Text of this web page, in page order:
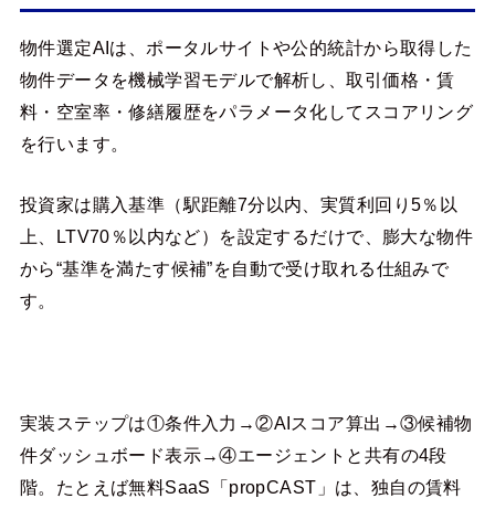
物件選定AIは、ポータルサイトや公的統計から取得した
物件データを機械学習モデルで解析し、取引価格・賃
料・空室率・修繕履歴をパラメータ化してスコアリング
を行います。
投資家は購入基準（駅距離7分以内、実質利回り5％以
上、LTV70％以内など）を設定するだけで、膨大な物件
から“基準を満たす候補”を自動で受け取れる仕組みで
す。
実装ステップは①条件入力→②AIスコア算出→③候補物
件ダッシュボード表示→④エージェントと共有の4段
階。たとえば無料SaaS「propCAST」は、独自の賃料